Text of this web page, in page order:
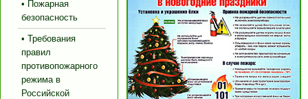
• Пожарная
безопасность
• Требования
правил
противопожарного
режима в
Российской